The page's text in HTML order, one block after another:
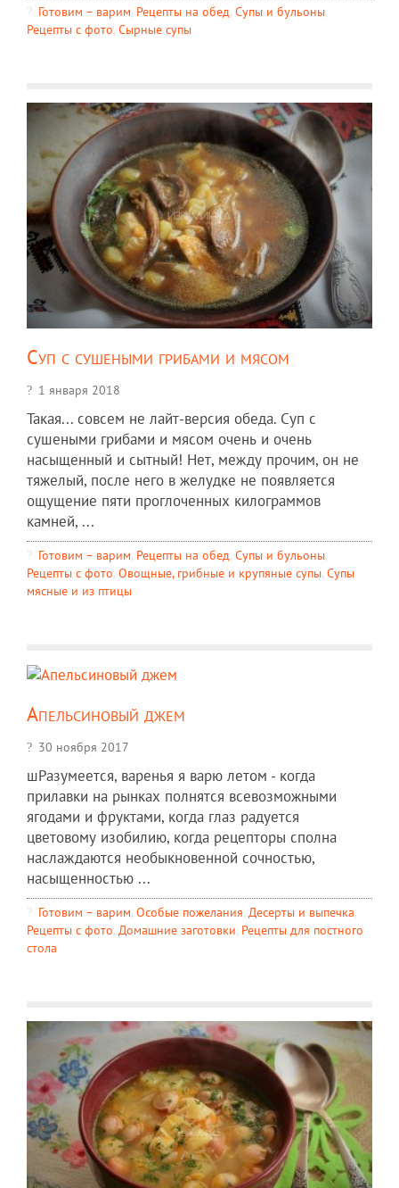
Готовим – варим, Рецепты на обед, Супы и бульоны,
Рецепты c фото, Сырные супы
Суп с сушеными грибами и мясом
1 января 2018
Такая... совсем не лайт-версия обеда. Суп с
сушеными грибами и мясом очень и очень
насыщенный и сытный! Нет, между прочим, он не
тяжелый, после него в желудке не появляется
ощущение пяти проглоченных килограммов
камней, ...
Готовим – варим, Рецепты на обед, Супы и бульоны,
Рецепты c фото, Овощные, грибные и крупяные супы, Супы
мясные и из птицы
Апельсиновый джем
30 ноября 2017
шРазумеется, варенья я варю летом - когда
прилавки на рынках полнятся всевозможными
ягодами и фруктами, когда глаз радуется
цветовому изобилию, когда рецепторы сполна
наслаждаются необыкновенной сочностью,
насыщенностью ...
Готовим – варим, Особые пожелания, Десерты и выпечка,
Рецепты c фото, Домашние заготовки, Рецепты для постного
стола